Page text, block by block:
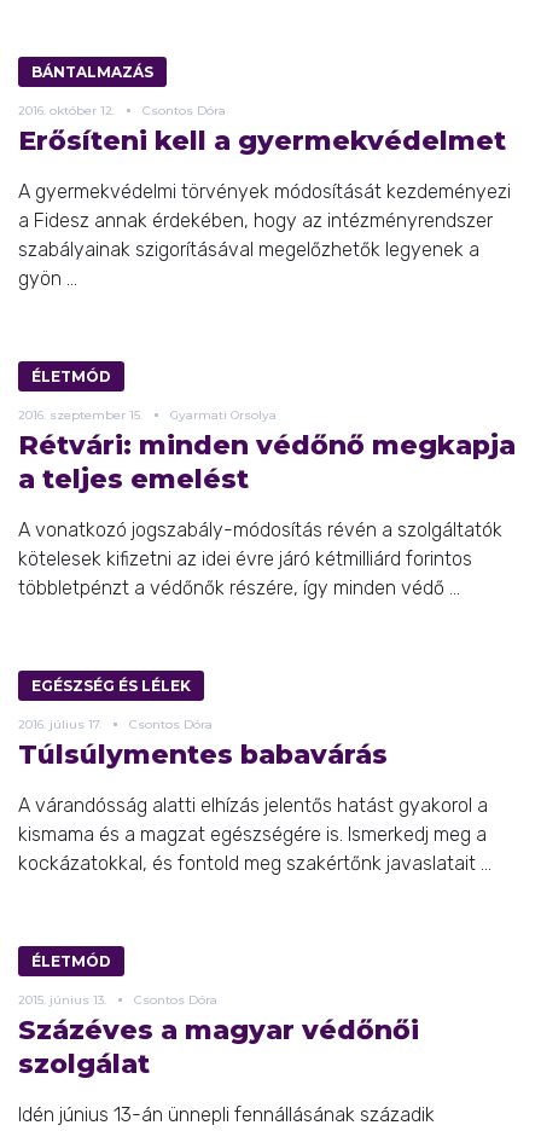
BÁNTALMAZÁS
2016. október 12. Csontos Dóra
Erősíteni kell a gyermekvédelmet
A gyermekvédelmi törvények módosítását kezdeményezi
a Fidesz annak érdekében, hogy az intézményrendszer
szabályainak szigorításával megelőzhetők legyenek a
gyön ...
ÉLETMÓD
2016. szeptember 15. Gyarmati Orsolya
Rétvári: minden védőnő megkapja
a teljes emelést
A vonatkozó jogszabály-módosítás révén a szolgáltatók
kötelesek kifizetni az idei évre járó kétmilliárd forintos
többletpénzt a védőnők részére, így minden védő ...
EGÉSZSÉG ÉS LÉLEK
2016. július 17. Csontos Dóra
Túlsúlymentes babavárás
A várandósság alatti elhízás jelentős hatást gyakorol a
kismama és a magzat egészségére is. Ismerkedj meg a
kockázatokkal, és fontold meg szakértőnk javaslatait ...
ÉLETMÓD
2015. június 13. Csontos Dóra
Százéves a magyar védőnői
szolgálat
Idén június 13-án ünnepli fennállásának századik